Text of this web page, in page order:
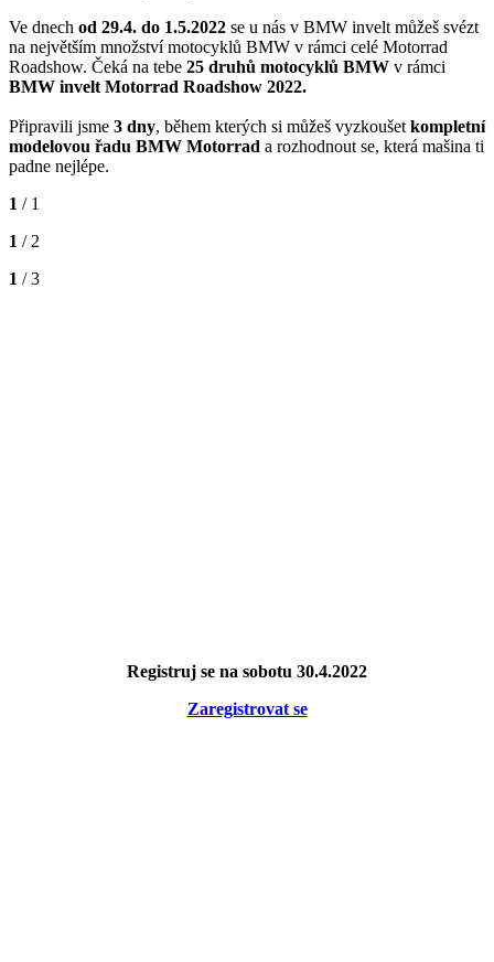
Ve dnech od 29.4. do 1.5.2022 se u nás v BMW invelt můžeš svézt
na největším množství motocyklů BMW v rámci celé Motorrad
Roadshow. Čeká na tebe 25 druhů motocyklů BMW v rámci
BMW invelt Motorrad Roadshow 2022.
Připravili jsme 3 dny, během kterých si můžeš vyzkoušet kompletní
modelovou řadu BMW Motorrad a rozhodnout se, která mašina ti
padne nejlépe.
1 / 1
1 / 2
1 / 3
Registruj se na sobotu 30.4.2022
Zaregistrovat se